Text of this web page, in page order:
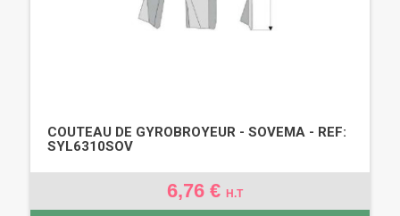
COUTEAU DE GYROBROYEUR - SOVEMA - REF:
SYL6310SOV
6,76 € H.T